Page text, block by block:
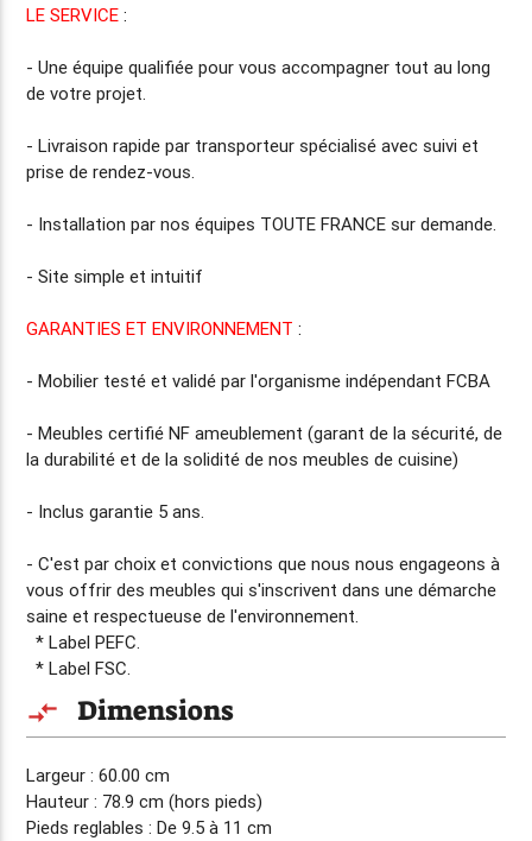
LE SERVICE:
- Une équipe qualifiée pour vous accompagner tout au long
de votre projet.
-Livraison rapide par transporteur spécialisé avec suivi et
prise de rendez-vous.
- Installation par nos équipes TOUTE FRANCE sur demande.
- Site simple et intuitif
GARANTIES ET ENVIRONNEMENT:
- Mobilier testé et validé par l'organisme indépendant FCBA
- Meubles certifié NF ameublement (garant de la sécurité, de
la durabilité et de la solidité de nos meubles de cuisine)
- Inclusgarantie 5 ans.
- C'est par choix et convictions que nous nous engageons à
vous offrir des meubles qui s'inscrivent dans une démarche
saine et respectueuse de l'environnement.
* Label PEFC.
* Label FSC.
compare_arrows Dimensions
Largeur : 60.00 cm
Hauteur : 78.9 cm (hors pieds)
Pieds reglables : De 9.5 à 11 cm